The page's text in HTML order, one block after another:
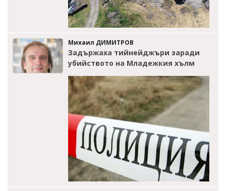
Михаил ДИМИТРОВ
Задържаха тийнейджъри заради
убийството на Младежкия хълм